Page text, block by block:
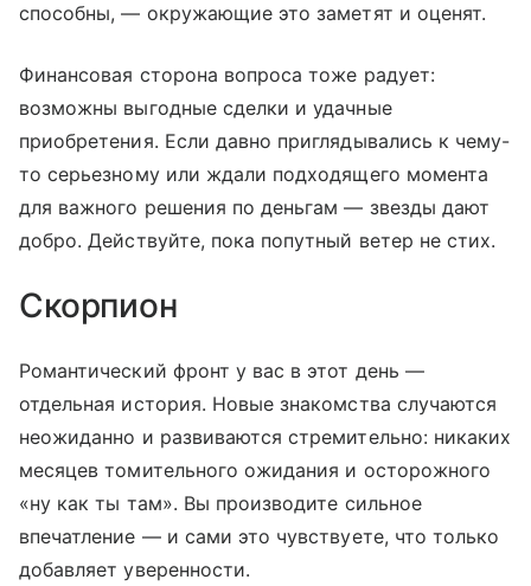
способны, — окружающие это заметят и оценят.
Финансовая сторона вопроса тоже радует:
возможны выгодные сделки и удачные
приобретения. Если давно приглядывались к чему-
то серьезному или ждали подходящего момента
для важного решения по деньгам — звезды дают
добро. Действуйте, пока попутный ветер не стих.
Скорпион
Романтический фронт у вас в этот день —
отдельная история. Новые знакомства случаются
неожиданно и развиваются стремительно: никаких
месяцев томительного ожидания и осторожного
«ну как ты там». Вы производите сильное
впечатление — и сами это чувствуете, что только
добавляет уверенности.